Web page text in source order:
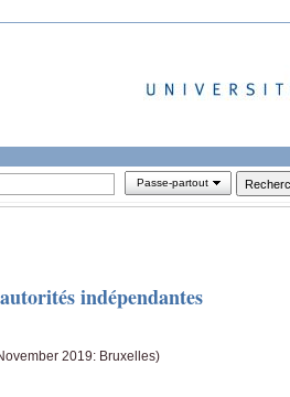
Passe-partout
indépendantes
2019: Bruxelles)